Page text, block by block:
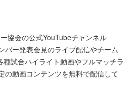
協会の公式YouTubeチャンネル
バー発表会見のライブ配信やチーム
試合ハイライト動画やフルマッチラ
の動画コンテンツを無料で配信して